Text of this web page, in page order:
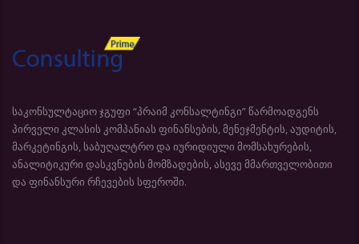
საკონსულტაციო ჯგუფი “პრაიმ კონსალტინგი” წარმოადგენს
პირველი კლასის კომპანიას ფინანსების, მენეჯმენტის, აუდიტის,
მარკეტინგის, საბუღალტრო და იურიდიული მომსახურების,
ანალიტიკური დასკვნების მომზადების, ასევე მმართველობითი
და ფინანსური რჩევების სფეროში.